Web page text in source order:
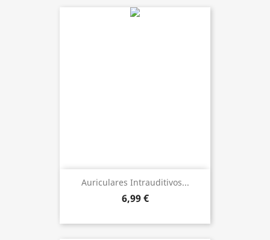
Auriculares Intrauditivos...
6,99 €